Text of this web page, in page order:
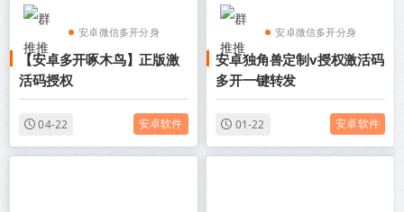
安卓微信多开分身
安卓分身软件
【安卓多开啄木鸟】正版激
活码授权
04-22 安卓软件
安卓微信多开分身
安卓分身软件
安卓独角兽定制v授权激活码
多开一键转发
01-22 安卓软件